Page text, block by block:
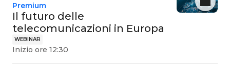
WEBINAR
Il futuro delle
telecomunicazioni in Europa
Premium
Inizio ore 12:30